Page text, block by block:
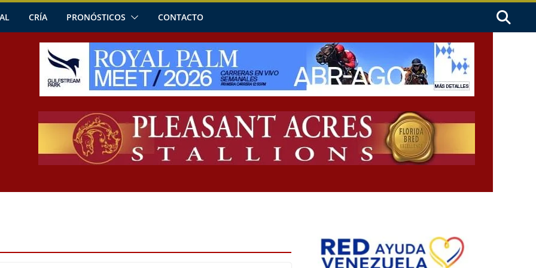
CRÍA PRONÓSTICOS CONTACTO